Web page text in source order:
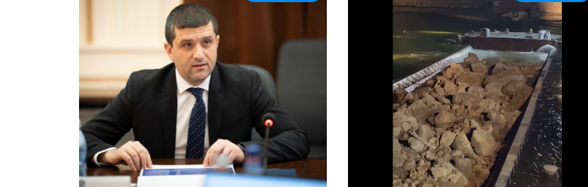
Adaugă aici textul
pentru
subtitluAdaugă aici
textul pentru
subtitluAdaugă aici
textul pentru
subtitluAdaugă aici
textul pentru subti
Adaugă aici textul
pentru
subtitluAdaugă aici
textul pentru
subtitluAdaugă aici
textul pentru
subtitluAdaugă aici
textul pentru subti